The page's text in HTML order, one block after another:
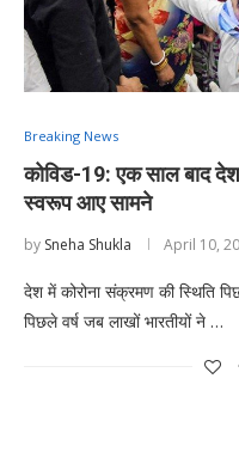
Breaking News
कोविड-19: एक साल बाद
स्वरूप आए सामने
by Sneha Shukla April 10,
देश में कोरोना संक्रमण की स्थिति
पिछले वर्ष जब लाखों भारतीयों ने …